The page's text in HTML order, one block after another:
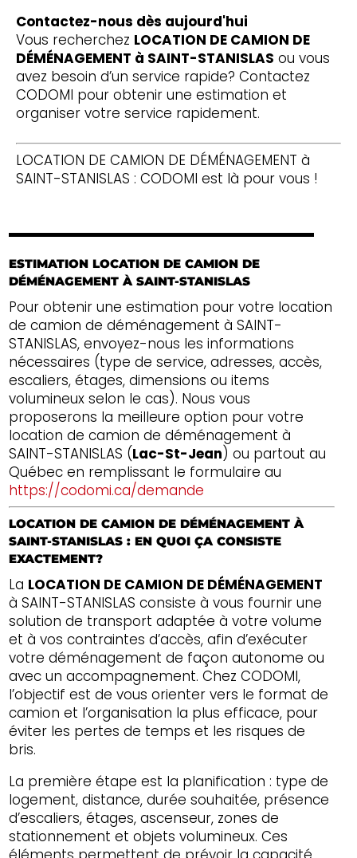
Contactez-nous dès aujourd'hui
Vous recherchez LOCATION DE CAMION DE
DÉMÉNAGEMENT à SAINT-STANISLAS ou vous
avez besoin d’un service rapide? Contactez
CODOMI pour obtenir une estimation et
organiser votre service rapidement.
LOCATION DE CAMION DE DÉMÉNAGEMENT à
SAINT-STANISLAS : CODOMI est là pour vous !
ESTIMATION LOCATION DE CAMION DE
DÉMÉNAGEMENT À SAINT-STANISLAS
Pour obtenir une estimation pour votre location
de camion de déménagement à SAINT-
STANISLAS, envoyez-nous les informations
nécessaires (type de service, adresses, accès,
escaliers, étages, dimensions ou items
volumineux selon le cas). Nous vous
proposerons la meilleure option pour votre
location de camion de déménagement à
SAINT-STANISLAS (Lac-St-Jean) ou partout au
Québec en remplissant le formulaire au
https://codomi.ca/demande
LOCATION DE CAMION DE DÉMÉNAGEMENT À
SAINT-STANISLAS : EN QUOI ÇA CONSISTE
EXACTEMENT?
La LOCATION DE CAMION DE DÉMÉNAGEMENT
à SAINT-STANISLAS consiste à vous fournir une
solution de transport adaptée à votre volume
et à vos contraintes d’accès, afin d’exécuter
votre déménagement de façon autonome ou
avec un accompagnement. Chez CODOMI,
l’objectif est de vous orienter vers le format de
camion et l’organisation la plus efficace, pour
éviter les pertes de temps et les risques de
bris.
La première étape est la planification : type de
logement, distance, durée souhaitée, présence
d’escaliers, étages, ascenseur, zones de
stationnement et objets volumineux. Ces